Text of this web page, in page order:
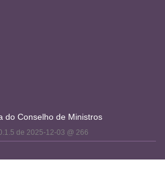
do Conselho de Ministros
de 2025-12-03 @ 266